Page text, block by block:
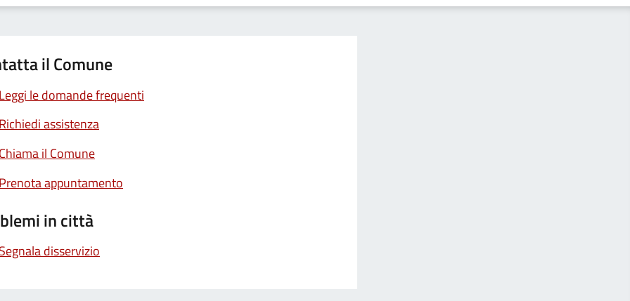
il Comune
le domande frequenti
assistenza
il Comune
appuntamento
in città
disservizio